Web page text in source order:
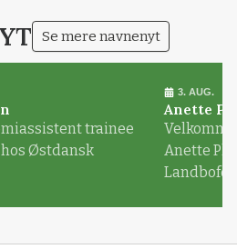
Se mere navnenyt
trainee
hos Østdansk
3. AUG.
Anette
Anette